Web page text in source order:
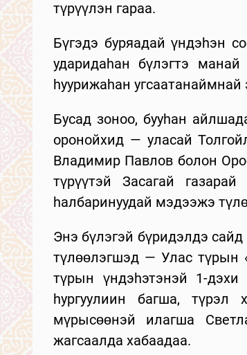
түрүүлэн гараа.
Бүгэдэ буряадай үндэhэн
ударидаhан бүлэгтэ
hуурижаhан
Бусад зоноо, бууhан
оронойхид — уласай
Владимир Павлов болон
түрүүтэй Засагай
hалбаринуудай мэдээжэ
Энэ бүлэгэй бүридэлдэ
түлөөлэгшэд — Улас түрын
түрын үндэhэтэнэй 1-
hургуулиин багша, түрэл
мүрысөөнэй илагша
жагсаалда хабаадаа.